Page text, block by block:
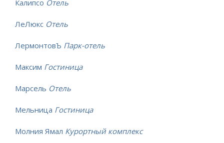
Калипсо Отель
ЛеЛюкс Отель
ЛермонтовЪ Парк-отель
Максим Гостиница
Марсель Отель
Мельница Гостиница
Молния Ямал Курортный комплекс